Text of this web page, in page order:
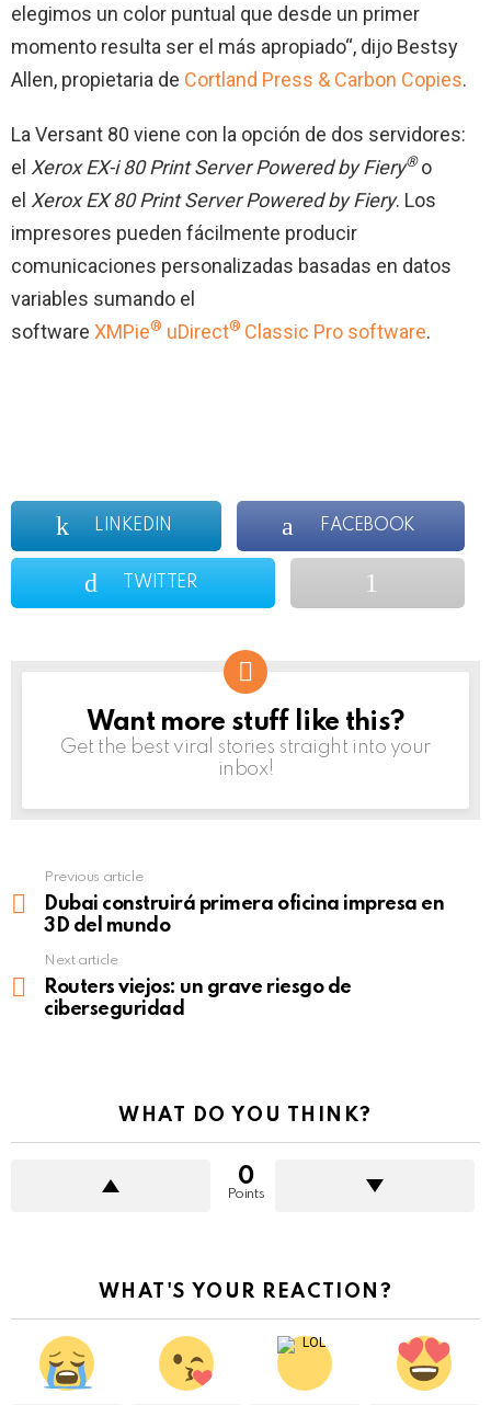
elegimos un color puntual que desde un primer
momento resulta ser el más apropiado“, dijo Bestsy
Allen, propietaria de Cortland Press & Carbon Copies.
La Versant 80 viene con la opción de dos servidores:
el Xerox EX-i 80 Print Server Powered by Fiery® o
el Xerox EX 80 Print Server Powered by Fiery. Los
impresores pueden fácilmente producir
comunicaciones personalizadas basadas en datos
variables sumando el
software XMPie® uDirect® Classic Pro software.
LINKEDIN FACEBOOK
TWITTER
NEWSLETTER
Want more stuff like this?
Get the best viral stories straight into your
inbox!
more
Previous article
Dubai construirá primera oficina impresa en
3D del mundo
Next article
Routers viejos: un grave riesgo de
ciberseguridad
WHAT DO YOU THINK?
0
Points
WHAT'S YOUR REACTION?